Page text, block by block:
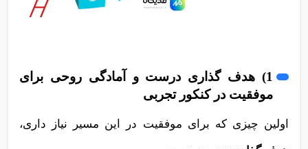
1) هدف گذاری درست و آمادگی روحی برای
موفقیت در کنکور تجربی
اولین چیزی که برای موفقیت در این مسیر نیاز داری،